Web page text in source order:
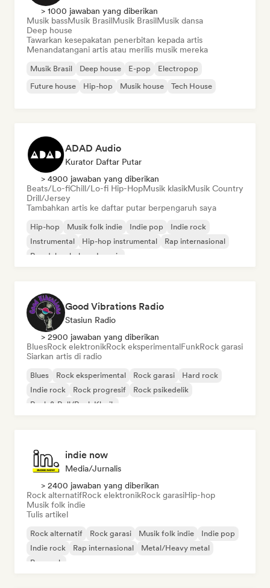
> 1000 jawaban yang diberikan
Musik bassMusik BrasilMusik BrasilMusik dansa
Deep house
Tawarkan kesepakatan penerbitan kepada artis
Menandatangani artis atau merilis musik mereka
Musik Brasil Deep house E-pop
Electropop
Future house
Hip-hop Musik house Tech House
ADAD Audio
Kurator Daftar Putar
> 4900 jawaban yang diberikan
Beats/Lo-fiChill/Lo-fi Hip-HopMusik klasikMusik Country
Drill/Jersey
Tambahkan artis ke daftar putar berpengaruh saya
Hip-hop Musik folk indie Indie pop
Indie rock
Instrumental
Hip-hop instrumental
Rap internasional
Rap dalam bahasa Inggris
Good Vibrations Radio
Stasiun Radio
> 2900 jawaban yang diberikan
BluesRock elektronikRock eksperimentalFunkRock garasi
Siarkan artis di radio
Blues Rock eksperimental Rock garasi
Hard rock
Indie rock
Rock progresif
Rock psikedelik
Rock & Roll/Rock Klasik
indie now
Media/Jurnalis
> 2400 jawaban yang diberikan
Rock alternatifRock elektronikRock garasiHip-hop
Musik folk indie
Tulis artikel
Rock alternatif Rock garasi Musik folk indie
Indie pop
Indie rock
Rap internasional
Metal/Heavy metal
Pop rock